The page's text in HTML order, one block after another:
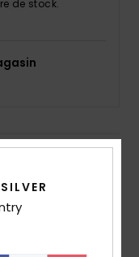
de stock.
Homme